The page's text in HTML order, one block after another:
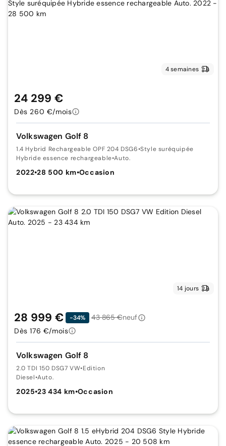
4 semaines
Volkswagen Golf 8
1.4 Hybrid Rechargeable OPF 204 DSG6•Style suréquipée
Hybride essence rechargeable•Auto.
2022•28 500 km•Occasion
24 299 €
Dès 260 €/mois
14 jours
Volkswagen Golf 8
2.0 TDI 150 DSG7 VW•Edition
Diesel•Auto.
2025•23 434 km•Occasion
28 999 € -34% 43 865 €neuf
Dès 176 €/mois